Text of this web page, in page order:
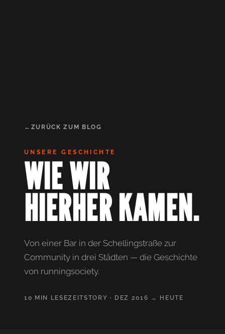
ZURÜCK ZUM BLOG
UNSERE GESCHICHTE
WIE WIR
HIERHER KAMEN.
Von einer Bar in der Schellingstraße zur
Community in drei Städten — die Geschichte
von runningsociety.
10 MIN LESEZEITSTORY · DEZ 2016 → HEUTE